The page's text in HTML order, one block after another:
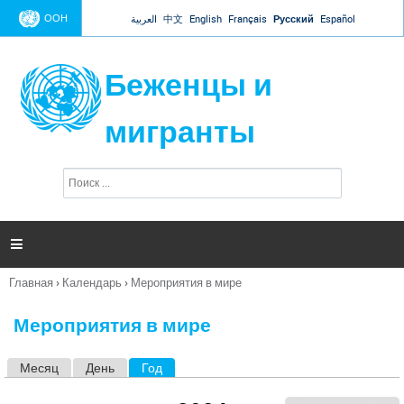
Jump to navigation
ООН العربية 中文 English Français Русский Español
Беженцы и
мигранты
п
и

Вы
Главная › Календарь › Мероприятия в мире
Мероприятия в мире
Месяц День Год